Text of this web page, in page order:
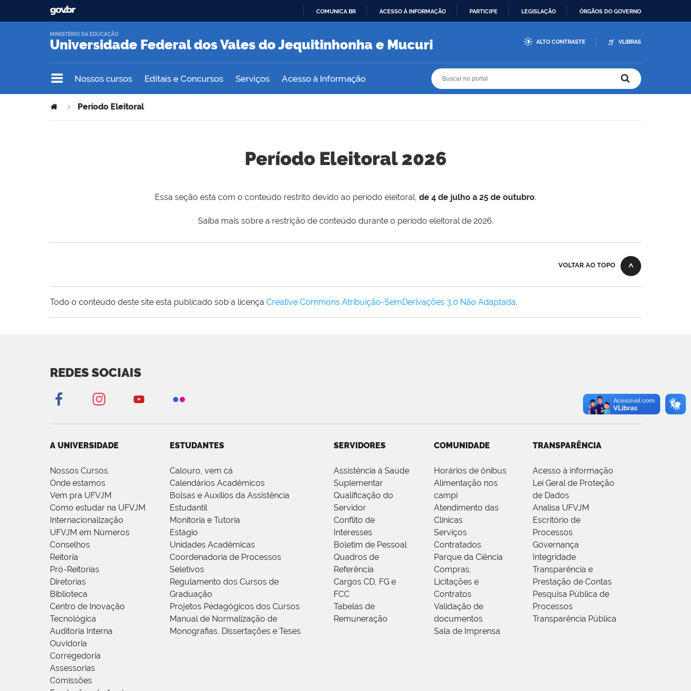
O
COMUNICA BR ACESSO À INFORMAÇÃO PARTICIPE LEGISLAÇÃO ÓRGÃOS DO GOVERNO
Universidade Federal dos Vales do Jequitinhonha e Mucuri
MINISTÉRIO DA EDUCAÇÃO
ALTO CONTRASTE VLIBRAS
Nossos cursos Editais e Concursos Serviços Acesso à Informação
Período Eleitoral
Período Eleitoral 2026
Essa seção está com o conteúdo restrito devido ao período eleitoral, de 4 de julho a 25 de outubro.
Saiba mais sobre a restrição de conteúdo durante o período eleitoral de 2026.
VOLTAR AO TOPO
Todo o conteúdo deste site está publicado sob a licença Creative Commons Atribuição-SemDerivações 3.0 Não Adaptada.
REDES SOCIAIS
A UNIVERSIDADE
Nossos Cursos
Onde estamos
Vem pra UFVJM
Como estudar na UFVJM
Internacionalização
UFVJM em Números
Conselhos
Reitoria
Pró-Reitorias
Diretorias
Biblioteca
Centro de Inovação
Tecnológica
Auditoria Interna
Ouvidoria
Corregedoria
Assessorias
Comissões
ESTUDANTES
Calouro, vem cá
Calendários Acadêmicos
Bolsas e Auxílios da Assistência
Estudantil
Monitoria e Tutoria
Estágio
Unidades Acadêmicas
Coordenadoria de Processos
Seletivos
Regulamento dos Cursos de
Graduação
Projetos Pedagógicos dos Cursos
Manual de Normalização de
Monografias, Dissertações e Teses
SERVIDORES
Assistência à Saúde
Suplementar
Qualificação do
Servidor
Conflito de
Interesses
Boletim de Pessoal
Quadros de
Referência
Cargos CD, FG e
FCC
Tabelas de
Remuneração
COMUNIDADE
Horários de ônibus
Alimentação nos
campi
Atendimento das
Clínicas
Serviços
Contratados
Parque da Ciência
Compras,
Licitações e
Contratos
Validação de
documentos
Sala de Imprensa
TRANSPARÊNCIA
Acesso à informação
Lei Geral de Proteção
de Dados
Analisa UFVJM
Escritório de
Processos
Governança
Integridade
Transparência e
Prestação de Contas
Pesquisa Pública de
Processos
Transparência Pública